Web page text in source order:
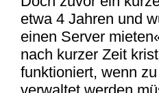
etwa 4 Jahren und
einen Server
nach kurzer Zeit
funktioniert, wenn